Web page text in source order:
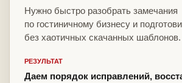
Нужно быстро разобрать замечания
по гостиничному бизнесу и
без хаотичных скачанных шаблонов.
РЕЗУЛЬТАТ
Даем порядок исправлений,